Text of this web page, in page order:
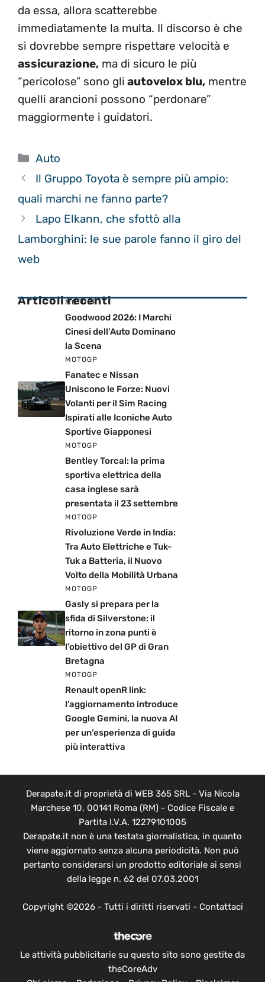
da essa, allora scatterebbe
immediatamente la multa. Il discorso è che
si dovrebbe sempre rispettare velocità e
assicurazione, ma di sicuro le più
“pericolose” sono gli autovelox blu, mentre
quelli arancioni possono “perdonare”
maggiormente i guidatori.
Categorie
Auto
Il Gruppo Toyota è sempre più ampio:
quali marchi ne fanno parte?
Lapo Elkann, che sfottò alla
Lamborghini: le sue parole fanno il giro del
web
Articoli recenti
MOTOGP
Goodwood 2026: I Marchi
Cinesi dell’Auto Dominano
la Scena
MOTOGP
Fanatec e Nissan
Uniscono le Forze: Nuovi
Volanti per il Sim Racing
Ispirati alle Iconiche Auto
Sportive Giapponesi
MOTOGP
Bentley Torcal: la prima
sportiva elettrica della
casa inglese sarà
presentata il 23 settembre
MOTOGP
Rivoluzione Verde in India:
Tra Auto Elettriche e Tuk-
Tuk a Batteria, il Nuovo
Volto della Mobilità Urbana
MOTOGP
Gasly si prepara per la
sfida di Silverstone: il
ritorno in zona punti è
l’obiettivo del GP di Gran
Bretagna
MOTOGP
Renault openR link:
l’aggiornamento introduce
Google Gemini, la nuova AI
per un’esperienza di guida
più interattiva
Derapate.it di proprietà di WEB 365 SRL - Via Nicola
Marchese 10, 00141 Roma (RM) - Codice Fiscale e
Partita I.V.A. 12279101005
Derapate.it non è una testata giornalistica, in quanto
viene aggiornato senza alcuna periodicità. Non può
pertanto considerarsi un prodotto editoriale ai sensi
della legge n. 62 del 07.03.2001
Copyright ©2026 - Tutti i diritti riservati - Contattaci
Le attività pubblicitarie su questo sito sono gestite da
theCoreAdv